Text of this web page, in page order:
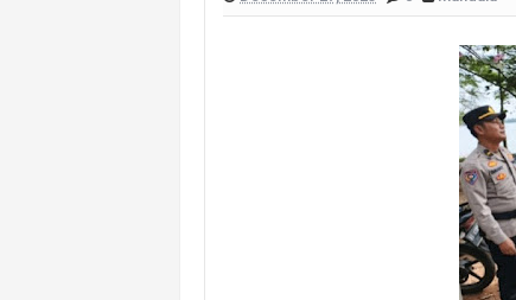
Dugaan Kelalaian Medis
Polsek Banyuasin I Ungkap
Cegah Kejahatan 3C dan
Cegah Kejahatan Malam Hari,
Polsek Banyuasin II Berhasil
Kebakaran Hanguskan Dua